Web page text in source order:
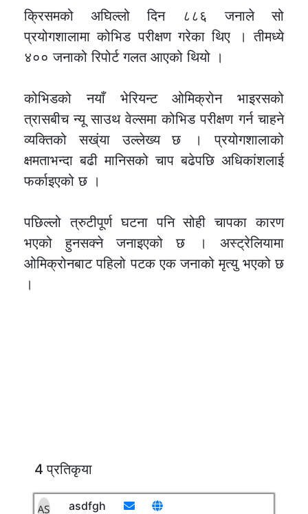
क्रिसमको अघिल्लो दिन ८८६ जनाले सो
प्रयोगशालामा कोभिड परीक्षण गरेका थिए । तीमध्ये
४०० जनाको रिपोर्ट गलत आएको थियो ।
कोभिडको नयाँ भेरियन्ट ओमिक्रोन भाइरसको
त्रासबीच न्यू साउथ वेल्समा कोभिड परीक्षण गर्न चाहने
व्यक्तिको सख्ंया उल्लेख्य छ । प्रयोगशालाको
क्षमताभन्दा बढी मानिसको चाप बढेपछि अधिकांशलाई
फर्काइएको छ ।
पछिल्लो त्रुटीपूर्ण घटना पनि सोही चापका कारण
भएको हुनसक्ने जनाइएको छ । अस्ट्रेलियामा
ओमिक्रोनबाट पहिलो पटक एक जनाको मृत्यु भएको छ
।
4 प्रतिकृया
asdfgh